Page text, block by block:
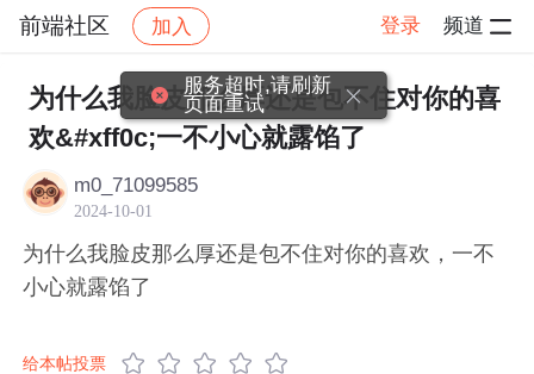
前端社区 加入 登录 频道
社区 前端社区 感慨 帖子详情
为什么我脸皮那么厚还是包不住对你的喜
欢&#xff0c;一不小心就露馅了
m0_71099585
2024-10-01
为什么我脸皮那么厚还是包不住对你的喜欢，一不
小心就露馅了
给本帖投票
服务超时,请刷新
页面重试